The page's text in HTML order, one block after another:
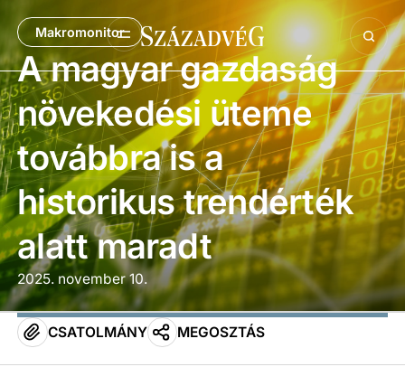
Makromonitor
A magyar gazdaság
növekedési üteme
továbbra is a
historikus trendérték
alatt maradt
2025. november 10.
CSATOLMÁNY MEGOSZTÁS